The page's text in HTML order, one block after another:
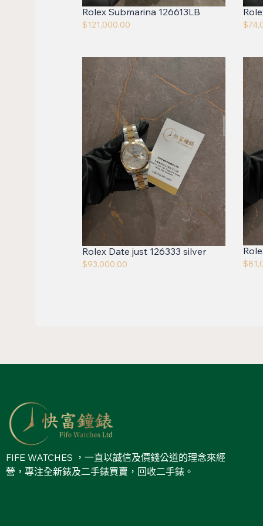
Rolex Submarina 126613LB
$121,000.00 $
Rolex Date just 126333 silver
$93,000.00 $
FIFE WATCHES ，一直以誠信及價錢公道的理念來經
營，專注全新錶及二手錶買賣，回收二手錶。